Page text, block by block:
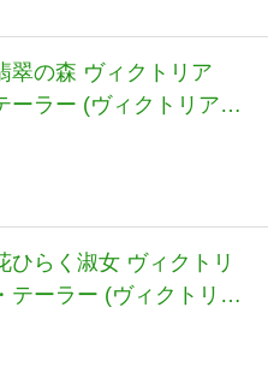
翠の森 ヴィクトリア
ーラー (ヴィクトリア
ーラーシリーズ) (コバル
ひらく淑女 ヴィクトリ
テーラー (ヴィクトリア
ーラーシリーズ) (コバル